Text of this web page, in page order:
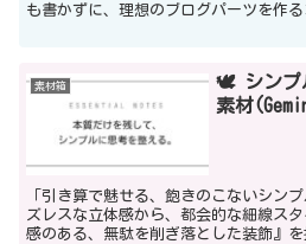
も書かずに、理想のブログパーツを作る
素材箱
🕊️ シンプ
素材
「引き算で魅せる、飽きのこないシン
ズレスな立体感から、都会的な細線ス
感のある、無駄を削ぎ落とした装飾』